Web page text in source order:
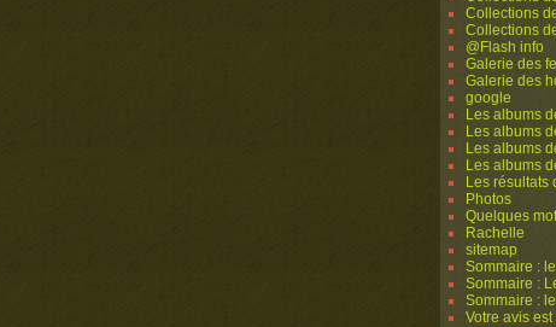
Collections
Collections
@Flash info
Galerie des
Galerie des
google
Les albums
Les albums
Les albums
Les albums
Les résultats
Photos
Quelques
Rachelle
sitemap
Sommaire :
Sommaire :
Sommaire :
Votre avis